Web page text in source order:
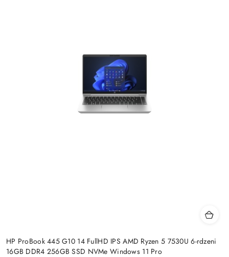
HP ProBook 445 G10 14 FullHD IPS AMD Ryzen 5 7530U 6-rdzeni
16GB DDR4 256GB SSD NVMe Windows 11 Pro